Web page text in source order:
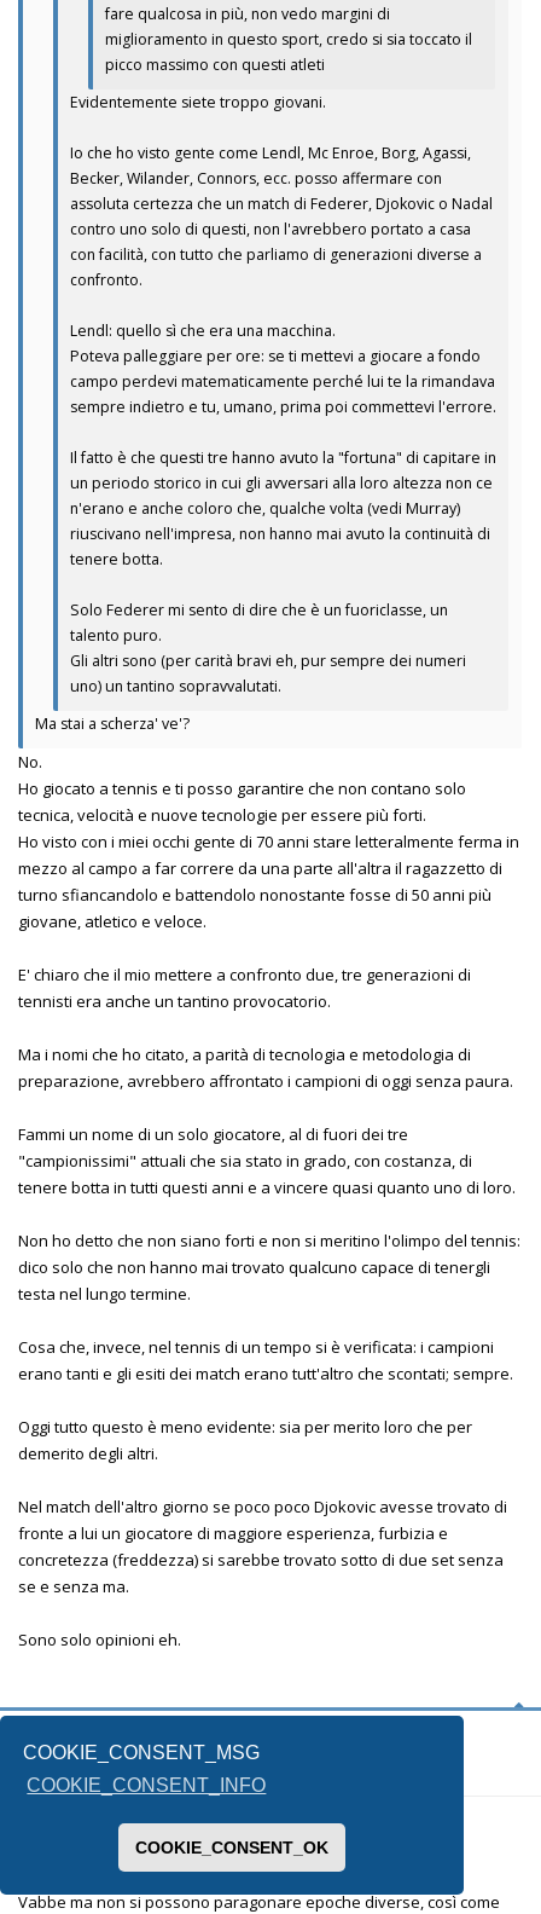
COOKIE_CONSENT_MSG
COOKIE_CONSENT_INFO
COOKIE_CONSENT_OK
fare qualcosa in più, non vedo margini di
miglioramento in questo sport, credo si sia toccato il
picco massimo con questi atleti
Evidentemente siete troppo giovani.
Io che ho visto gente come Lendl, Mc Enroe, Borg, Agassi,
Becker, Wilander, Connors, ecc. posso affermare con
assoluta certezza che un match di Federer, Djokovic o Nadal
contro uno solo di questi, non l'avrebbero portato a casa
con facilità, con tutto che parliamo di generazioni diverse a
confronto.
Lendl: quello sì che era una macchina.
Poteva palleggiare per ore: se ti mettevi a giocare a fondo
campo perdevi matematicamente perché lui te la rimandava
sempre indietro e tu, umano, prima poi commettevi l'errore.
Il fatto è che questi tre hanno avuto la "fortuna" di capitare in
un periodo storico in cui gli avversari alla loro altezza non ce
n'erano e anche coloro che, qualche volta (vedi Murray)
riuscivano nell'impresa, non hanno mai avuto la continuità di
tenere botta.
Solo Federer mi sento di dire che è un fuoriclasse, un
talento puro.
Gli altri sono (per carità bravi eh, pur sempre dei numeri
uno) un tantino sopravvalutati.
Ma stai a scherza' ve'?
No.
Ho giocato a tennis e ti posso garantire che non contano solo
tecnica, velocità e nuove tecnologie per essere più forti.
Ho visto con i miei occhi gente di 70 anni stare letteralmente ferma in
mezzo al campo a far correre da una parte all'altra il ragazzetto di
turno sfiancandolo e battendolo nonostante fosse di 50 anni più
giovane, atletico e veloce.
E' chiaro che il mio mettere a confronto due, tre generazioni di
tennisti era anche un tantino provocatorio.
Ma i nomi che ho citato, a parità di tecnologia e metodologia di
preparazione, avrebbero affrontato i campioni di oggi senza paura.
Fammi un nome di un solo giocatore, al di fuori dei tre
"campionissimi" attuali che sia stato in grado, con costanza, di
tenere botta in tutti questi anni e a vincere quasi quanto uno di loro.
Non ho detto che non siano forti e non si meritino l'olimpo del tennis:
dico solo che non hanno mai trovato qualcuno capace di tenergli
testa nel lungo termine.
Cosa che, invece, nel tennis di un tempo si è verificata: i campioni
erano tanti e gli esiti dei match erano tutt'altro che scontati; sempre.
Oggi tutto questo è meno evidente: sia per merito loro che per
demerito degli altri.
Nel match dell'altro giorno se poco poco Djokovic avesse trovato di
fronte a lui un giocatore di maggiore esperienza, furbizia e
concretezza (freddezza) si sarebbe trovato sotto di due set senza
se e senza ma.
Sono solo opinioni eh.
Ni Nicomcm
13/07/2021, 20:24
Vabbe ma non si possono paragonare epoche diverse, così come